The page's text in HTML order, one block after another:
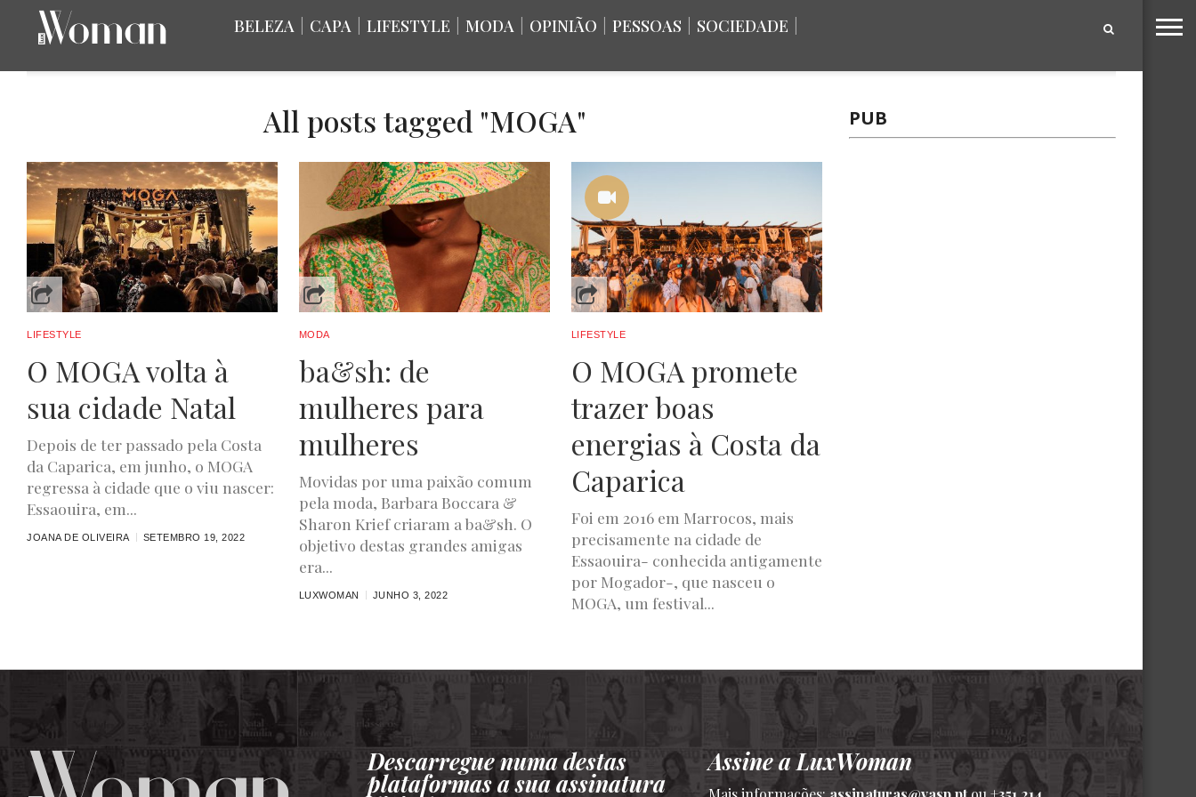
BELEZA CAPA LIFESTYLE MODA OPINIÃO PESSOAS SOCIEDADE
All posts tagged "MOGA"
LIFESTYLE
O MOGA volta à
sua cidade Natal
Depois de ter passado pela Costa
da Caparica, em junho, o MOGA
regressa à cidade que o viu nascer:
Essaouira, em...
JOANA DE OLIVEIRA SETEMBRO 19, 2022
MODA
ba&sh: de
mulheres para
mulheres
Movidas por uma paixão comum
pela moda, Barbara Boccara &
Sharon Krief criaram a ba&sh. O
objetivo destas grandes amigas
era...
LUXWOMAN JUNHO 3, 2022
LIFESTYLE
O MOGA promete
trazer boas
energias à Costa da
Caparica
Foi em 2016 em Marrocos, mais
precisamente na cidade de
Essaouira- conhecida antigamente
por Mogador-, que nasceu o
MOGA, um festival...
PUB
Descarregue numa destas
plataformas a sua assinatura
Assine a LuxWoman